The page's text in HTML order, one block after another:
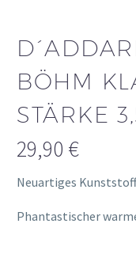
BÖHM
STÄRKE
29,90 €
Neuartiges
Phantastischer